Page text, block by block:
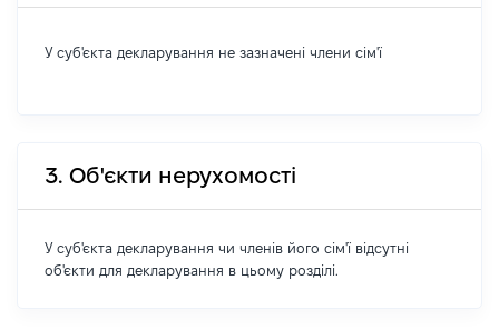
У суб'єкта декларування не зазначені члени сім'ї
3. Об'єкти нерухомості
У суб'єкта декларування чи членів його сім'ї відсутні
об'єкти для декларування в цьому розділі.